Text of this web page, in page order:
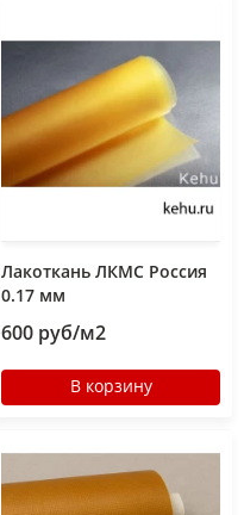
Лакоткань ЛКМС Россия
0.17 мм
600 руб/м2
В корзину